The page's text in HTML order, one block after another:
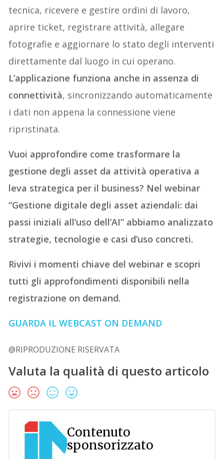
tecnica, ricevere e gestire ordini di lavoro,
aprire ticket, registrare attività, allegare
fotografie e aggiornare lo stato degli interventi
direttamente dal luogo in cui operano.
L’applicazione funziona anche in assenza di
connettività, sincronizzando automaticamente
i dati non appena la connessione viene
ripristinata.
Vuoi approfondire come trasformare la
gestione degli asset da attività operativa a
leva strategica per il business? Nel webinar
“Gestione digitale degli asset aziendali: dai
passi iniziali all’uso dell’AI” abbiamo analizzato
strategie, tecnologie e casi d’uso concreti.
Rivivi i momenti chiave del webinar e scopri
tutti gli approfondimenti disponibili nella
registrazione on demand.
GUARDA IL WEBCAST ON DEMAND
@RIPRODUZIONE RISERVATA
Valuta la qualità di questo articolo
Contenuto
sponsorizzato